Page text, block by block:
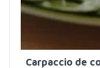
Carpaccio de